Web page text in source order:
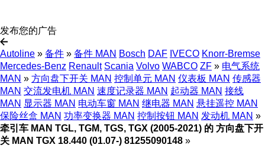
发布您的广告
Autoline » 备件 » 备件 MAN Bosch DAF IVECO Knorr-Bremse
Mercedes-Benz Renault Scania Volvo WABCO ZF » 电气系统
MAN » 方向盘下开关 MAN 控制单元 MAN 仪表板 MAN 传感器
MAN 交流发电机 MAN 速度记录器 MAN 起动器 MAN 接线
MAN 显示器 MAN 电动车窗 MAN 继电器 MAN 悬挂遥控 MAN
保险丝盒 MAN 功率变换器 MAN 控制按钮 MAN 发动机 MAN »
牵引车 MAN TGL, TGM, TGS, TGX (2005-2021) 的 方向盘下开
关 MAN TGX 18.440 (01.07-) 81255090148 »